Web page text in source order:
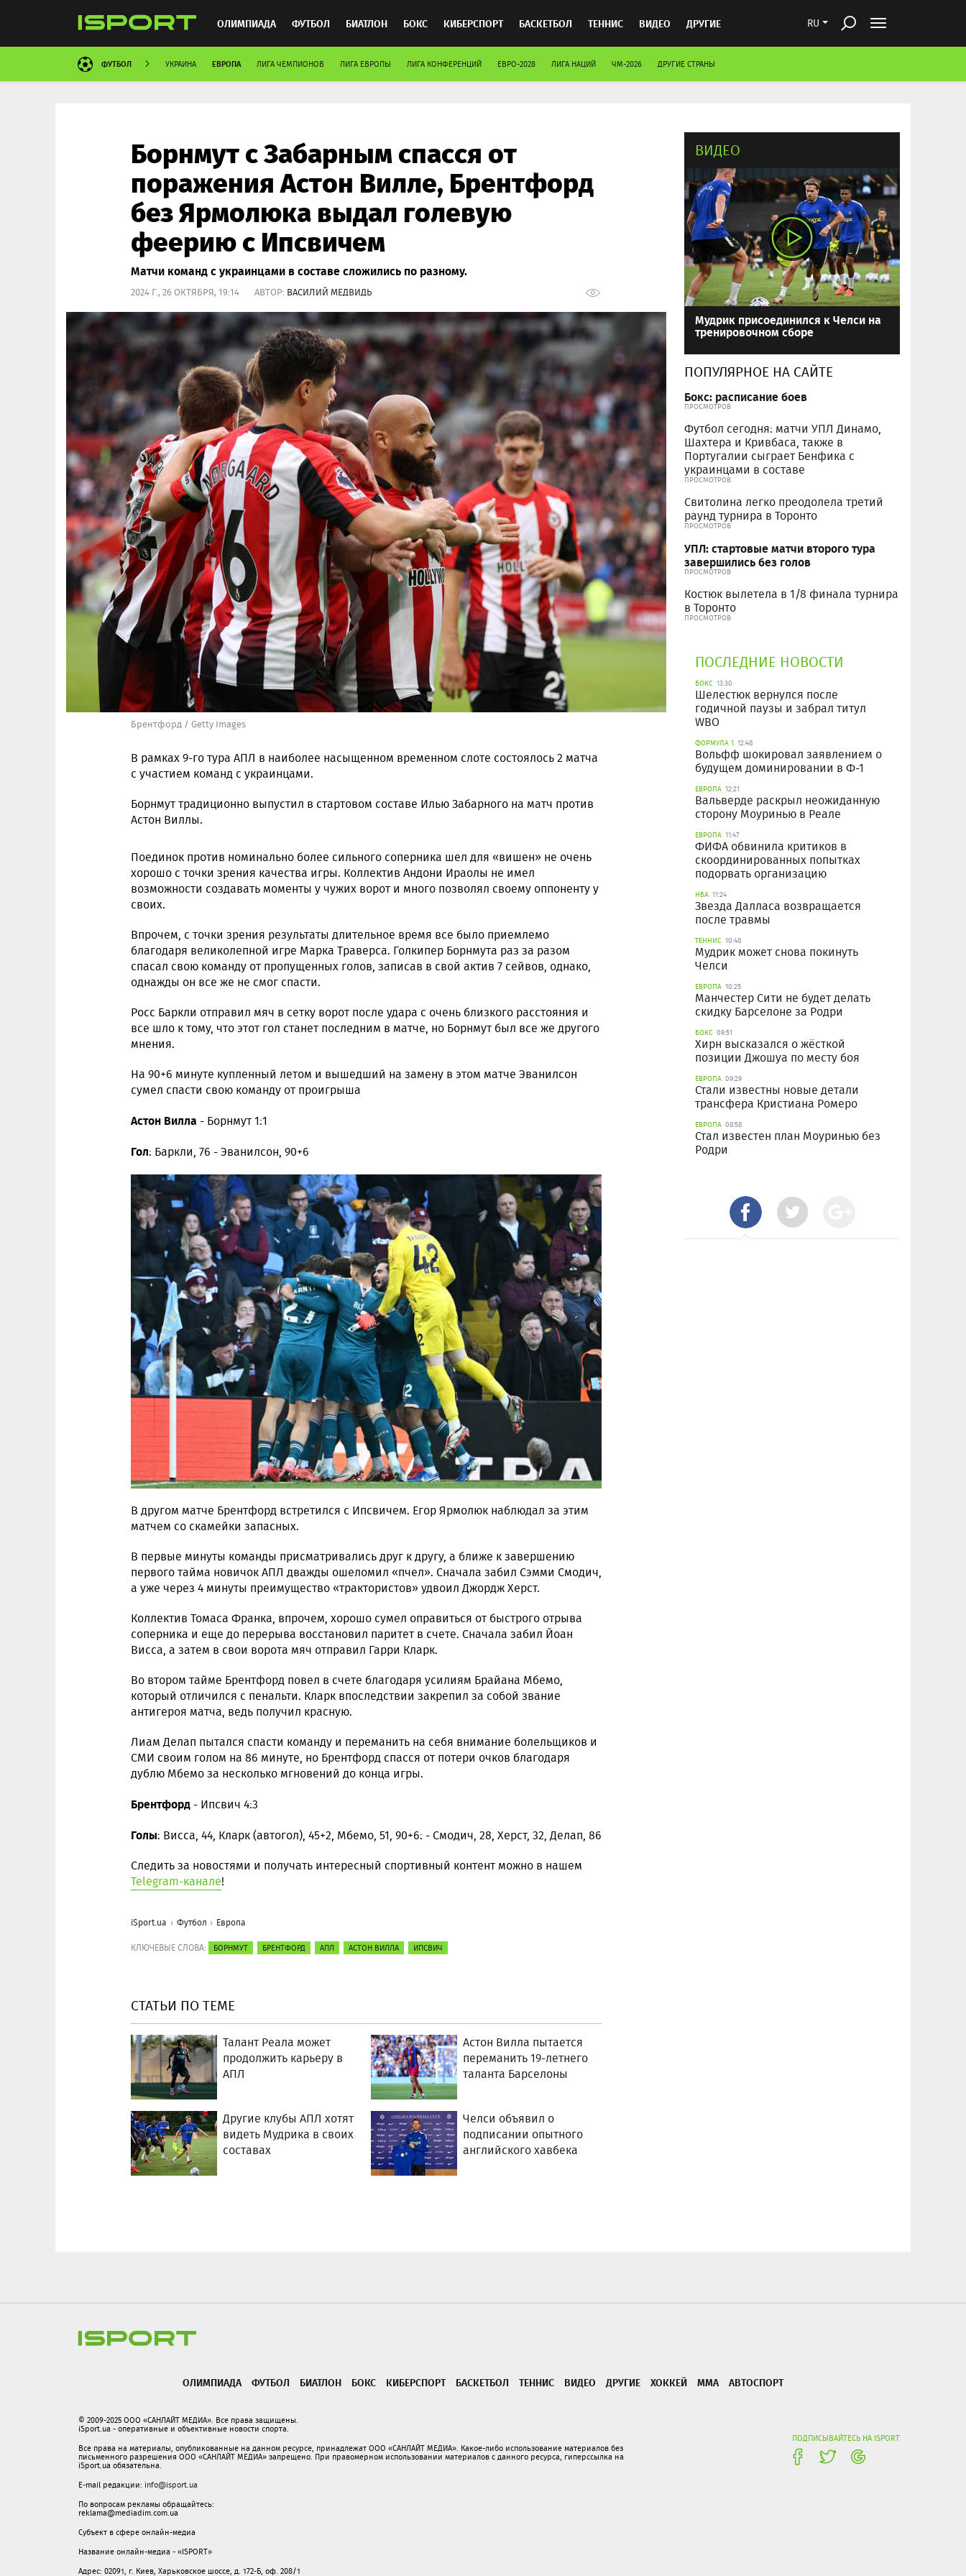
RU
ОЛИМПИАДА ФУТБОЛ БИАТЛОН БОКС КИБЕРСПОРТ БАСКЕТБОЛ ТЕННИС ВИДЕО ДРУГИЕ
ХОККЕЙ ММА АВТОСПОРТ
ФУТБОЛ УКРАИНА ЕВРОПА ЛИГА ЧЕМПИОНОВ ЛИГА ЕВРОПЫ ЛИГА КОНФЕРЕНЦИЙ ЕВРО-2028 ЛИГА НАЦИЙ ЧМ-2026 ДРУГИЕ СТРАНЫ
Борнмут с Забарным спасся от
поражения Астон Вилле, Брентфорд
без Ярмолюка выдал голевую
феерию с Ипсвичем
Матчи команд с украинцами в составе сложились по разному.
2024 Г., 26 ОКТЯБРЯ, 19:14 АВТОР: ВАСИЛИЙ МЕДВИДЬ
Брентфорд / Getty Images
В рамках 9-го тура АПЛ в наиболее насыщенном временном слоте состоялось 2 матча
с участием команд с украинцами.
Борнмут традиционно выпустил в стартовом составе Илью Забарного на матч против
Астон Виллы.
Поединок против номинально более сильного соперника шел для «вишен» не очень
хорошо с точки зрения качества игры. Коллектив Андони Ираолы не имел
возможности создавать моменты у чужих ворот и много позволял своему оппоненту у
своих.
Впрочем, с точки зрения результаты длительное время все было приемлемо
благодаря великолепной игре Марка Траверса. Голкипер Борнмута раз за разом
спасал свою команду от пропущенных голов, записав в свой актив 7 сейвов, однако,
однажды он все же не смог спасти.
Росс Баркли отправил мяч в сетку ворот после удара с очень близкого расстояния и
все шло к тому, что этот гол станет последним в матче, но Борнмут был все же другого
мнения.
На 90+6 минуте купленный летом и вышедший на замену в этом матче Эванилсон
сумел спасти свою команду от проигрыша
Астон Вилла - Борнмут 1:1
Гол: Баркли, 76 - Эванилсон, 90+6
В другом матче Брентфорд встретился с Ипсвичем. Егор Ярмолюк наблюдал за этим
матчем со скамейки запасных.
В первые минуты команды присматривались друг к другу, а ближе к завершению
первого тайма новичок АПЛ дважды ошеломил «пчел». Сначала забил Сэмми Смодич,
а уже через 4 минуты преимущество «трактористов» удвоил Джордж Херст.
Коллектив Томаса Франка, впрочем, хорошо сумел оправиться от быстрого отрыва
соперника и еще до перерыва восстановил паритет в счете. Сначала забил Йоан
Висса, а затем в свои ворота мяч отправил Гарри Кларк.
Во втором тайме Брентфорд повел в счете благодаря усилиям Брайана Мбемо,
который отличился с пенальти. Кларк впоследствии закрепил за собой звание
антигероя матча, ведь получил красную.
Лиам Делап пытался спасти команду и переманить на себя внимание болельщиков и
СМИ своим голом на 86 минуте, но Брентфорд спасся от потери очков благодаря
дублю Мбемо за несколько мгновений до конца игры.
Брентфорд - Ипсвич 4:3
Голы: Висса, 44, Кларк (автогол), 45+2, Мбемо, 51, 90+6: - Смодич, 28, Херст, 32, Делап, 86
Следить за новостями и получать интересный спортивный контент можно в нашем
Telegram-канале!
iSport.ua Футбол Европа
КЛЮЧЕВЫЕ СЛОВА: БОРНМУТ БРЕНТФОРД АПЛ АСТОН ВИЛЛА ИПСВИЧ
СТАТЬИ ПО ТЕМЕ
Талант Реала может
продолжить карьеру в
АПЛ
Астон Вилла пытается
переманить 19-летнего
таланта Барселоны
Другие клубы АПЛ хотят
видеть Мудрика в своих
составах
Челси объявил о
подписании опытного
английского хавбека
ВИДЕО
Мудрик присоединился к Челси на
тренировочном сборе
ПОПУЛЯРНОЕ НА САЙТЕ
Бокс: расписание боев
ПРОСМОТРОВ
Футбол сегодня: матчи УПЛ Динамо,
Шахтера и Кривбаса, также в
Португалии сыграет Бенфика с
украинцами в составе
ПРОСМОТРОВ
Свитолина легко преодолела третий
раунд турнира в Торонто
ПРОСМОТРОВ
УПЛ: стартовые матчи второго тура
завершились без голов
ПРОСМОТРОВ
Костюк вылетела в 1/8 финала турнира
в Торонто
ПРОСМОТРОВ
ПОСЛЕДНИЕ НОВОСТИ
БОКС 13:30
Шелестюк вернулся после
годичной паузы и забрал титул
WBO
ФОРМУЛА 1 12:48
Вольфф шокировал заявлением о
будущем доминировании в Ф-1
ЕВРОПА 12:21
Вальверде раскрыл неожиданную
сторону Моуринью в Реале
ЕВРОПА 11:47
ФИФА обвинила критиков в
скоординированных попытках
подорвать организацию
НБА 11:24
Звезда Далласа возвращается
после травмы
ТЕННИС 10:48
Мудрик может снова покинуть
Челси
ЕВРОПА 10:25
Манчестер Сити не будет делать
скидку Барселоне за Родри
БОКС 09:51
Хирн высказался о жёсткой
позиции Джошуа по месту боя
ЕВРОПА 09:29
Стали известны новые детали
трансфера Кристиана Ромеро
ЕВРОПА 08:58
Стал известен план Моуринью без
Родри
ОЛИМПИАДА ФУТБОЛ БИАТЛОН БОКС КИБЕРСПОРТ БАСКЕТБОЛ ТЕННИС ВИДЕО ДРУГИЕ ХОККЕЙ ММА АВТОСПОРТ
ПОДПИСЫВАЙТЕСЬ НА ISPORT
© 2009-2025 ООО «САНЛАЙТ МЕДИА». Все права защищены.
iSport.ua - оперативные и объективные новости спорта.
Все права на материалы, опубликованные на данном ресурсе, принадлежат ООО «САНЛАЙТ МЕДИА». Какое-либо использование материалов без
письменного разрешения ООО «САНЛАЙТ МЕДИА» запрещено. При правомерном использовании материалов с данного ресурса, гиперссылка на
iSport.ua обязательна.
E-mail редакции: info@isport.ua
По вопросам рекламы обращайтесь:
reklama@mediadim.com.ua
Субъект в сфере онлайн-медиа
Название онлайн-медиа - «ISPORT»
Адрес: 02091, г. Киев, Харьковское шоссе, д. 172-Б, оф. 208/1